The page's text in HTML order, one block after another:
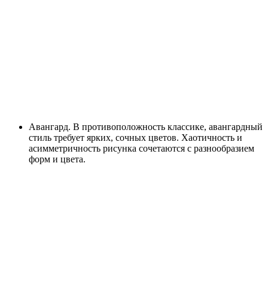
Авангард. В противоположность классике, авангардный
стиль требует ярких, сочных цветов. Хаотичность и
асимметричность рисунка сочетаются с разнообразием
форм и цвета.